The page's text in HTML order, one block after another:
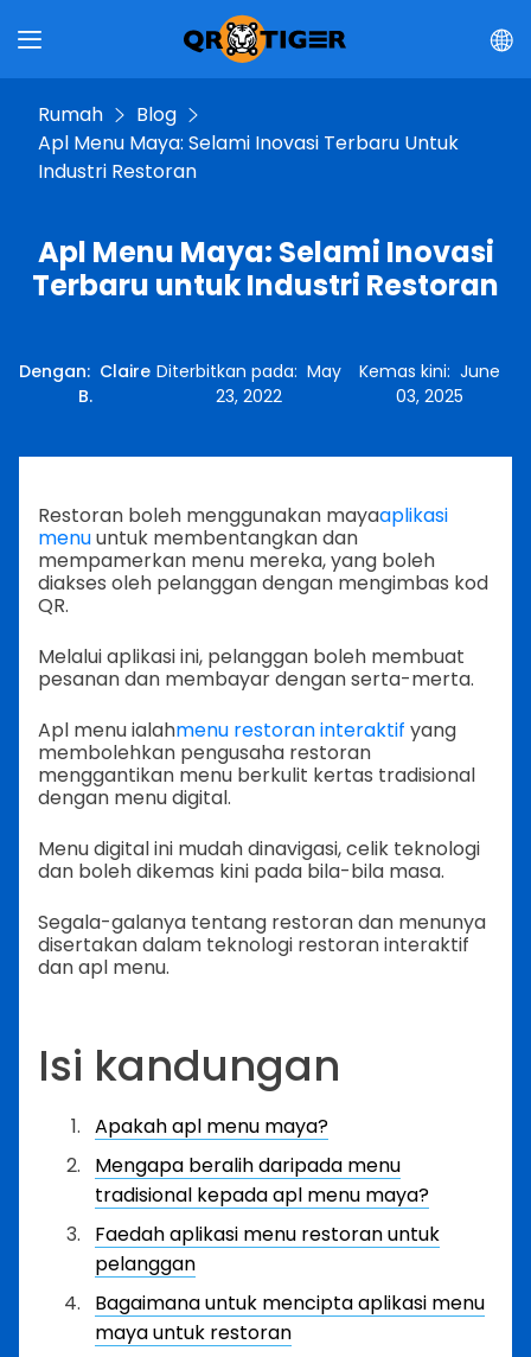
Rumah
Blog
Apl Menu Maya: Selami Inovasi Terbaru Untuk
Industri Restoran
Apl Menu Maya: Selami Inovasi
Terbaru untuk Industri Restoran
Dengan: Claire
B.
Diterbitkan pada:May
23, 2022
Kemas kini:June
03, 2025
Restoran boleh menggunakan mayaaplikasi
menuuntuk membentangkan dan
mempamerkan menu mereka, yang boleh
diakses oleh pelanggan dengan mengimbas kod
QR.
Melalui aplikasi ini, pelanggan boleh membuat
pesanan dan membayar dengan serta-merta.
Apl menu ialahmenu restoran interaktif yang
membolehkan pengusaha restoran
menggantikan menu berkulit kertas tradisional
dengan menu digital.
Menu digital ini mudah dinavigasi, celik teknologi
dan boleh dikemas kini pada bila-bila masa.
Segala-galanya tentang restoran dan menunya
disertakan dalam teknologi restoran interaktif
dan apl menu.
Isi kandungan
Apakah apl menu maya?
Mengapa beralih daripada menu
tradisional kepada apl menu maya?
Faedah aplikasi menu restoran untuk
pelanggan
Bagaimana untuk mencipta aplikasi menu
maya untuk restoran